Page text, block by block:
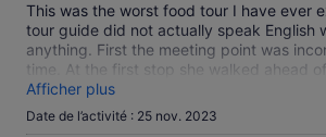
This was the worst food tour I have ever
tour guide did not actually speak English
anything. First the meeting point was
time. At the first stop she walked ahead
instructions while we all ran around and
buy something with no recommendation
Afficher plus
Date de l’activité : 25 nov. 2023